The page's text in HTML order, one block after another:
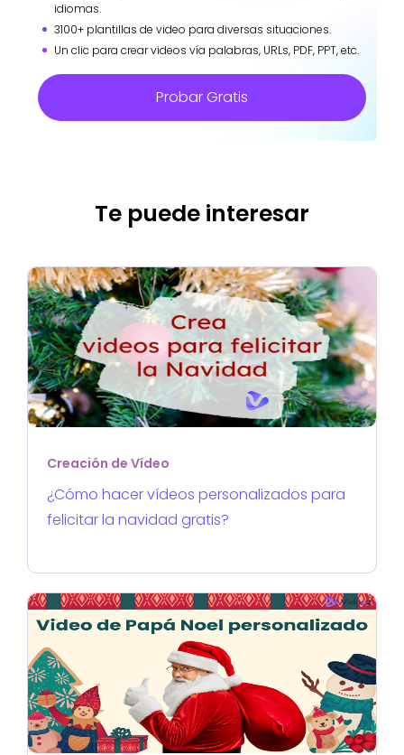
idiomas.
3100+ plantillas de video para diversas situaciones.
Un clic para crear videos vía palabras, URLs, PDF, PPT, etc.
Probar Gratis
Te puede interesar
Creación de Vídeo
¿Cómo hacer vídeos personalizados para
felicitar la navidad gratis?